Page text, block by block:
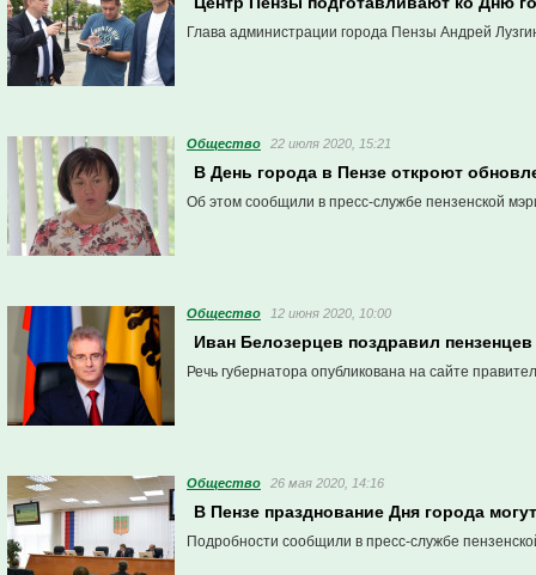
Глава администрации города Пензы Андрей
Общество 22 июля 2020, 15:21
В День города в Пензе откроют
Об этом сообщили в пресс-службе пензенской
Общество 12 июня 2020, 10:00
Иван Белозерцев поздравил
Речь губернатора опубликована на сайте
Общество 26 мая 2020, 14:16
В Пензе празднование Дня города
Подробности сообщили в пресс-службе